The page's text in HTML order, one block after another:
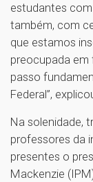
estudantes
também, com
que estamos
preocupada em
passo
Federal”,
Na solenidade,
professores da
presentes o
Mackenzie